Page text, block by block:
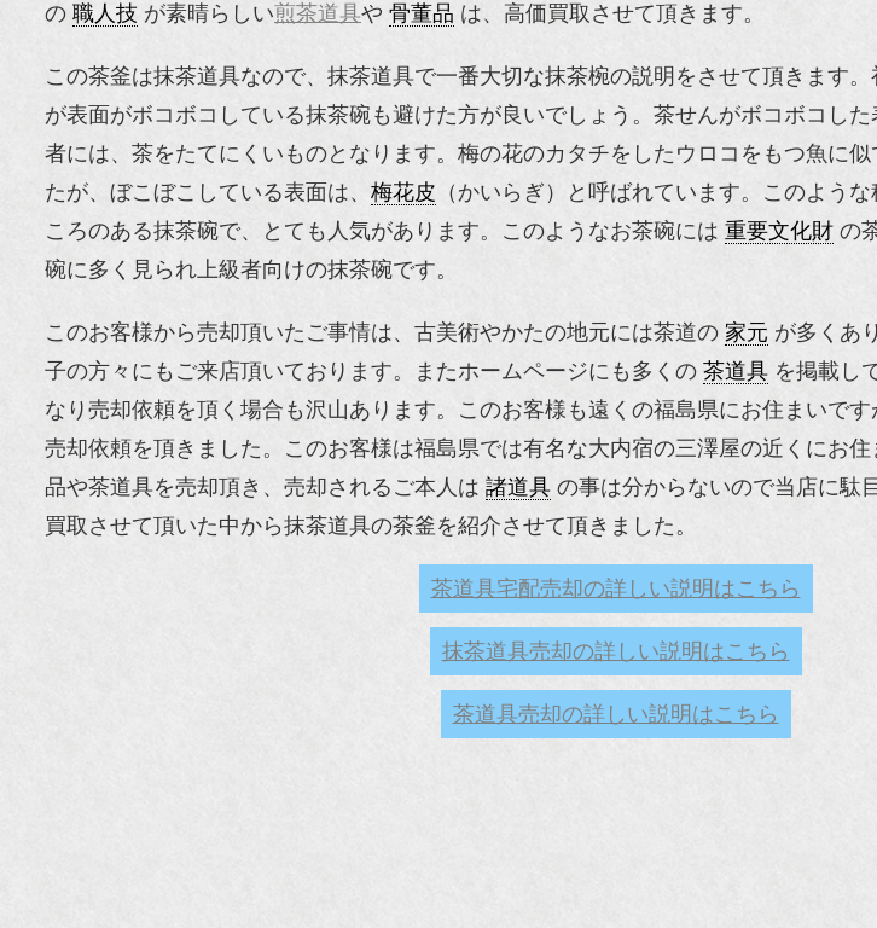
の 職人技 が素晴らしい煎茶道具や 骨董品 は、高価買取させて頂きます。
この茶釜は抹茶道具なので、抹茶道具で一番大切な抹茶椀の説明をさせて頂きます
が表面がボコボコしている抹茶碗も避けた方が良いでしょう。茶せんがボコボコし
者には、茶をたてにくいものとなります。梅の花のカタチをしたウロコをもつ魚に
たが、ぼこぼこしている表面は、 梅花皮 （かいらぎ）と呼ばれています。このよう
ころのある抹茶碗で、とても人気があります。このようなお茶碗には 重要文化財 の
碗に多く見られ上級者向けの抹茶碗です。
このお客様から売却頂いたご事情は、古美術やかたの地元には茶道の 家元 が多くあ
子の方々にもご来店頂いております。またホームページにも多くの 茶道具 を掲載し
なり売却依頼を頂く場合も沢山あります。このお客様も遠くの福島県にお住まいで
売却依頼を頂きました。このお客様は福島県では有名な大内宿の三澤屋の近くにお
品や茶道具を売却頂き、売却されるご本人は 諸道具 の事は分からないので当店に駄
買取させて頂いた中から抹茶道具の茶釜を紹介させて頂きました。
茶道具宅配売却の詳しい説明はこちら
抹茶道具売却の詳しい説明はこちら
茶道具売却の詳しい説明はこちら